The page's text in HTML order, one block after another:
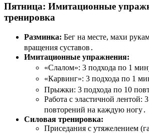
Пятница: Имитационные
тренировка
Разминка: Бег на месте, махи
вращения суставов․
Имитационные упражнения:
«Слалом»: 3 подхода по 1
«Карвинг»: 3 подхода по 1
Прыжки: 3 подхода по 10
Работа с эластичной лентой:
повторений на каждую ногу․
Силовая тренировка:
Приседания с утяжелением